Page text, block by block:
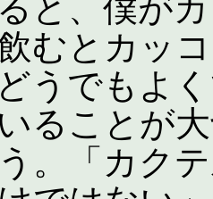
と、僕が
むとカッ
うでもよ
ることが
。「カク